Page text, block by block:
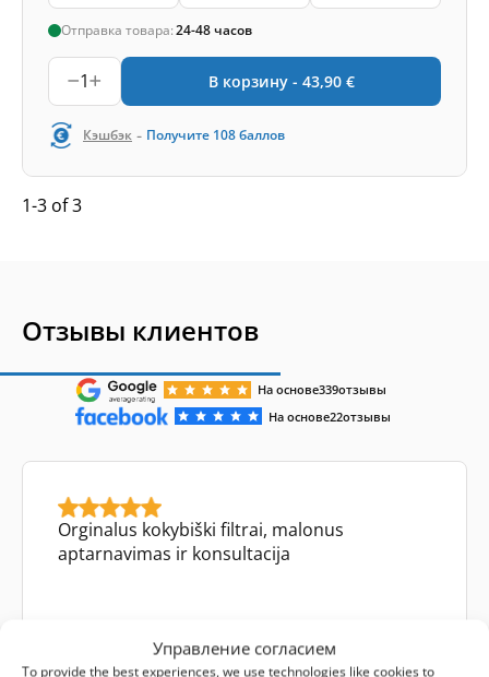
Управление согласием
To provide the best experiences, we use technologies like cookies to
Отправка товара:24-48 часов
1 В корзину - 43,90 €
Кэшбэк - Получите 108баллов
1-3 of 3
Отзывы клиентов
На основе339отзывы
На основе22отзывы
Orginalus kokybiški filtrai, malonus
aptarnavimas ir konsultacija
Mykolas Tamulynas